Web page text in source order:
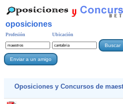
oposiciones
Profesión Ubicación
Oposiciones y Concursos de